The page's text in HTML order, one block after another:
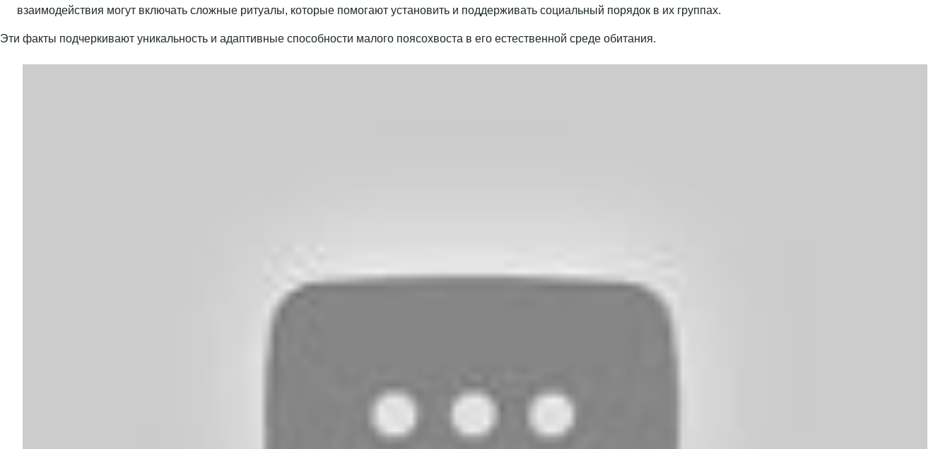
взаимодействия могут включать сложные ритуалы, которые помогают установить и поддерживать социальный порядок в их группах.
Эти факты подчеркивают уникальность и адаптивные способности малого поясохвоста в его естественной среде обитания.